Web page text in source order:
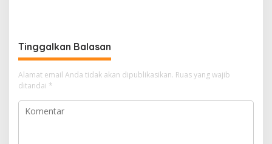
Tinggalkan Balasan
Alamat email Anda tidak akan dipublikasikan. Ruas yang wajib
ditandai *